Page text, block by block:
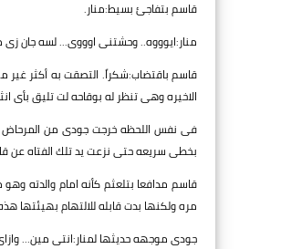
قاسم بتفاجئ بسيط:منار.
منار:ايوووه.. وحشتنى اوووى... لسه جان
قاسم باقتضاب:شكراً. التصقت به أكثر غير
الاخيره وهى تنظر له بوقاحه لت تليق بأى
فى نفس اللحظه خرجت جودى من المرحاض
بخطى سريعه حتى نزعت يد تلك الفتاه عن
قاسم مدافعا بتلعثم كأنه امام والدته
مره ولكنها بدت قابله للالتهام بهيئتها
جودى موجهه حديثها لمنار:انتى مين...